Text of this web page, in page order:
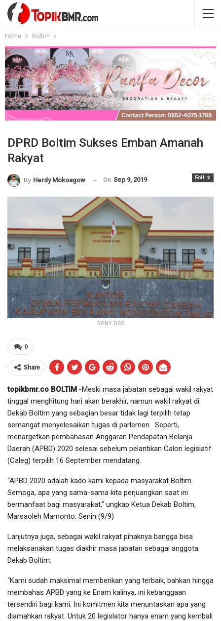
Home Boltim
DPRD Boltim Sukses Emban Amanah
Rakyat
Boltim
By Herdy Mokoagow On Sep 9, 2019
SONY DSC
0
Share
topikbmr.co BOLTIM -Meski masa jabatan sebagai wakil rakyat
tinggal menghitung hari akan berakhir, namun wakil rakyat di
Dekab Boltim yang sebagian besar tidak lagi terpilih tetap
semangat menyelesaikan tugas di parlemen. Seperti,
menargetkan pembahasan Anggaran Pendapatan Belanja
Daerah (APBD) 2020 selesai sebelum pelantikan Calon legislatif
(Caleg) terpilih 16 September mendatang.
“APBD 2020 adalah kado kami kepada masyarakat Boltim.
Semoga, apa yang sama-sama kita perjuangkan saat ini
bermanfaat bagi masyarakat,” ungkap Ketua Dekab Boltim,
Marsaoleh Mamonto. Senin (9/9)
Lanjutnya juga, sebagai wakil rakyat pihaknya bangga bisa
melaksanakan tugas diakhir masa jabatan sebagai anggota
Dekab Boltim.
“Kami sudah maksimal memberikan yang terbaik, bahkan hingga
membahas APBD yang ke Enam kalinya, ini kebanggaan
tersendiri bagi kami. Ini komitmen kita menuntaskan apa yang
diamahkan rakyat. Untuk 20 legislator hanya enam yang kembali